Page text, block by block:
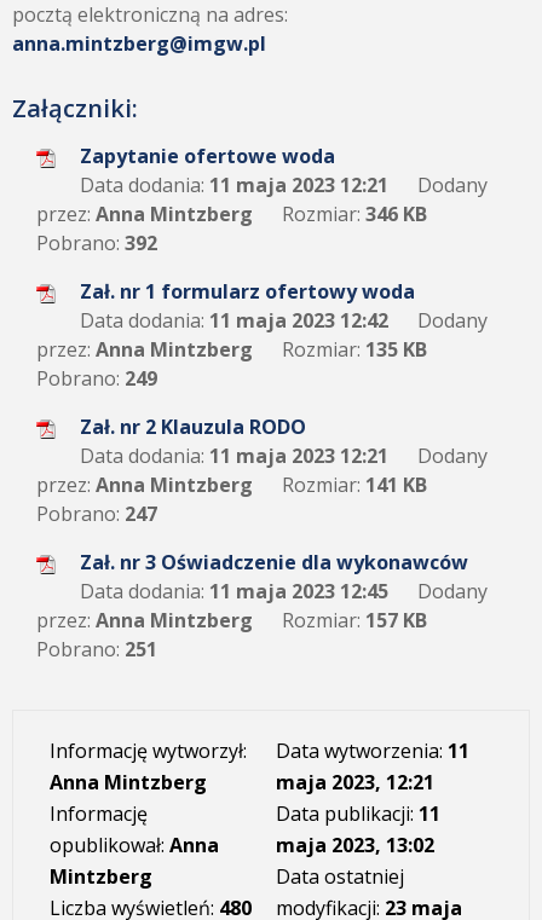
pocztą elektroniczną na adres:
anna.mintzberg@imgw.pl
Załączniki:
Zapytanie ofertowe woda
Data dodania: 11 maja 2023 12:21
Dodany
przez: Anna Mintzberg Rozmiar: 346 KB
Pobrano: 392
Zał. nr 1 formularz ofertowy woda
Data dodania: 11 maja 2023 12:42
Dodany
przez: Anna Mintzberg Rozmiar: 135 KB
Pobrano: 249
Zał. nr 2 Klauzula RODO
Data dodania: 11 maja 2023 12:21
Dodany
przez: Anna Mintzberg Rozmiar: 141 KB
Pobrano: 247
Zał. nr 3 Oświadczenie dla wykonawców
Data dodania: 11 maja 2023 12:45
Dodany
przez: Anna Mintzberg Rozmiar: 157 KB
Pobrano: 251
Informację wytworzył:
Anna Mintzberg
Informację
opublikował: Anna
Mintzberg
Liczba wyświetleń: 480
Data wytworzenia: 11
maja 2023, 12:21
Data publikacji: 11
maja 2023, 13:02
Data ostatniej
modyfikacji: 23 maja